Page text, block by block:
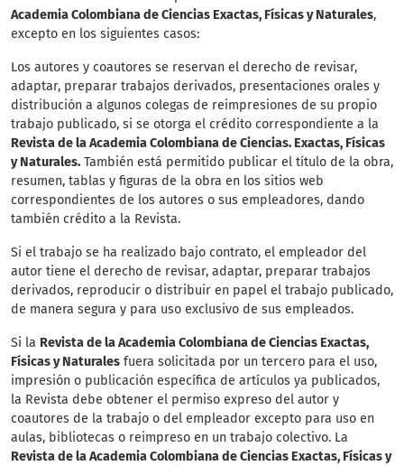
Academia Colombiana de Ciencias Exactas, Físicas y Naturales,
excepto en los siguientes casos:
Los autores y coautores se reservan el derecho de revisar,
adaptar, preparar trabajos derivados, presentaciones orales y
distribución a algunos colegas de reimpresiones de su propio
trabajo publicado, si se otorga el crédito correspondiente a la
Revista de la Academia Colombiana de Ciencias. Exactas, Físicas
y Naturales. También está permitido publicar el título de la obra,
resumen, tablas y figuras de la obra en los sitios web
correspondientes de los autores o sus empleadores, dando
también crédito a la Revista.
Si el trabajo se ha realizado bajo contrato, el empleador del
autor tiene el derecho de revisar, adaptar, preparar trabajos
derivados, reproducir o distribuir en papel el trabajo publicado,
de manera segura y para uso exclusivo de sus empleados.
Si la Revista de la Academia Colombiana de Ciencias Exactas,
Físicas y Naturales fuera solicitada por un tercero para el uso,
impresión o publicación específica de artículos ya publicados,
la Revista debe obtener el permiso expreso del autor y
coautores de la trabajo o del empleador excepto para uso en
aulas, bibliotecas o reimpreso en un trabajo colectivo. La
Revista de la Academia Colombiana de Ciencias Exactas, Físicas y